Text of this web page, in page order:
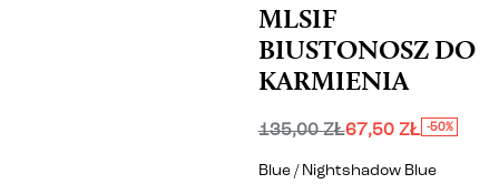
MLSIF
BIUSTONOSZ DO
KARMIENIA
135,00 ZŁ67,50 ZŁ -50%
Blue / Nightshadow Blue